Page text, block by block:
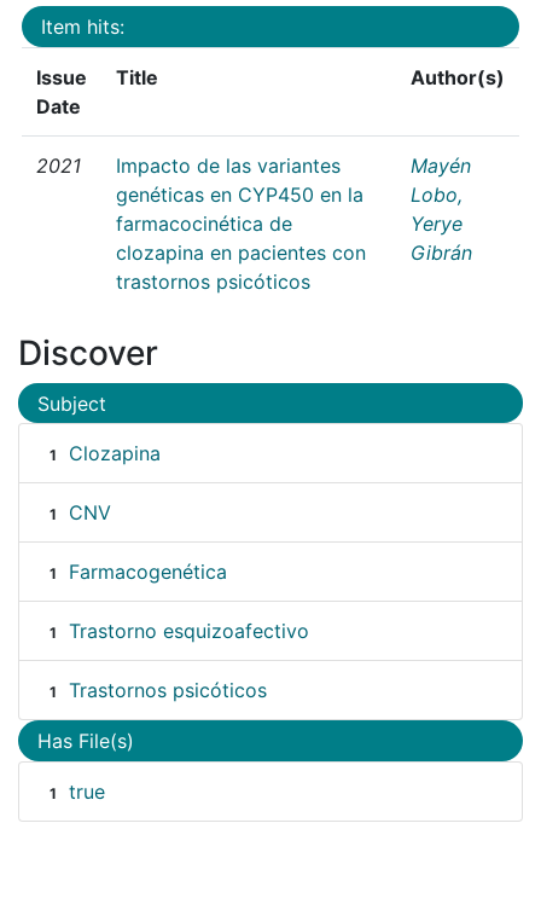
Item hits:
Issue
Date
Title Author(s)
2021
Impacto de las variantes
genéticas en CYP450 en la
farmacocinética de
clozapina en pacientes con
trastornos psicóticos
Mayén
Lobo,
Yerye
Gibrán
Discover
Subject
1 Clozapina
1 CNV
1 Farmacogenética
1 Trastorno esquizoafectivo
1 Trastornos psicóticos
Has File(s)
1 true